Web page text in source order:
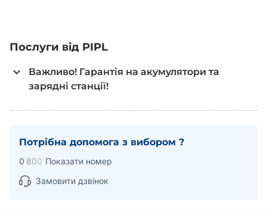
Послуги від PIPL
Важливо! Гарантія на акумулятори та
зарядні станції!
тощо) вважаються такими, що мають пошкоджену
упаковку, а тому, не підлягають поверненню.
Якщо ви придбали акумулятор і встановили його в
безперебійному блоці живлення або іншому
обладнанні, і почали ним користуватися, це - товар
Потрібна допомога з вибором ?
0 800 Показати номер
Замовити дзвінок